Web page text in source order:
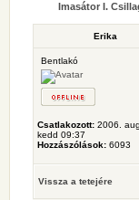
Imasátor I.
Erika
Bentlakó
Csatlakozott: 2006.
kedd 09:37
Hozzászólások: 6093
Vissza a tetejére